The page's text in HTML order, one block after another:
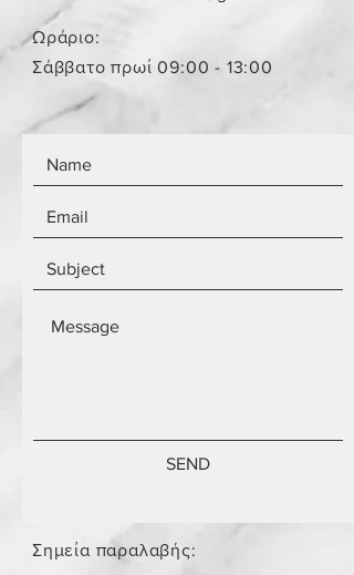
αντικειμένων.
Τα αντικείμενα δεν είναι
καινούργια.
Ωράριο:
Σάββατο πρωί 09:00 - 13:00
SEND
Σημεία παραλαβής: